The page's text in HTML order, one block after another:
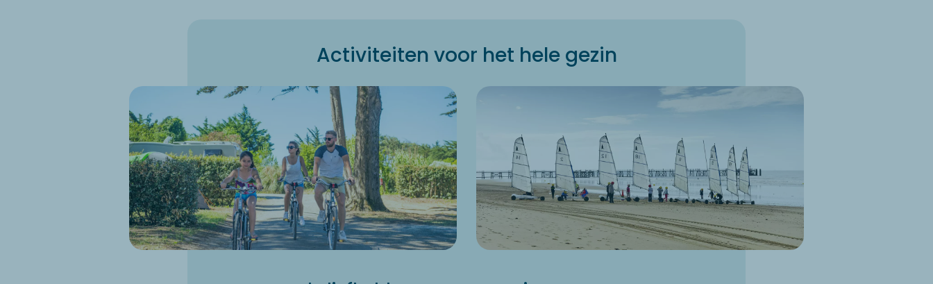
Activiteiten voor het hele gezin